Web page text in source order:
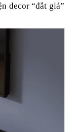
decor “đắt giá”